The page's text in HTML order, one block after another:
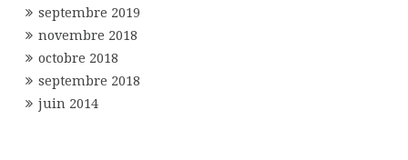
septembre 2019
novembre 2018
octobre 2018
septembre 2018
juin 2014